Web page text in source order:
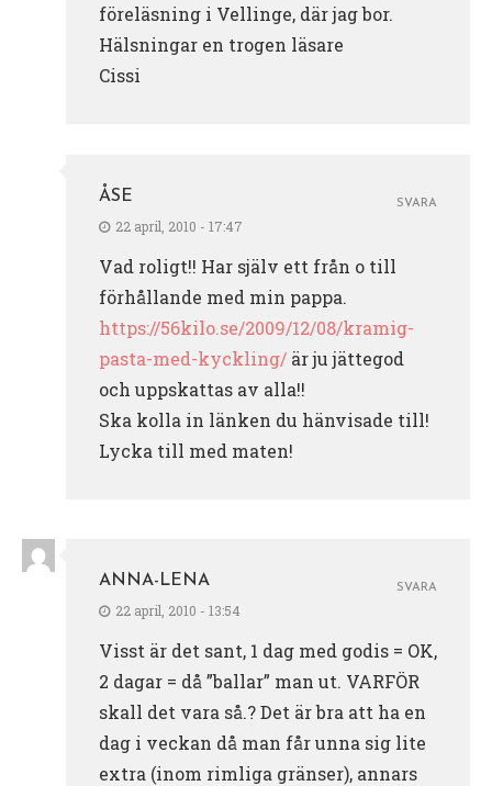
föreläsning i Vellinge, där jag bor.
Hälsningar en trogen läsare
Cissi
ÅSE
22 april, 2010 - 17:47
Vad roligt!! Har själv ett från o till
förhållande med min pappa.
https://56kilo.se/2009/12/08/kramig-
pasta-med-kyckling/ är ju jättegod
och uppskattas av alla!!
Ska kolla in länken du hänvisade till!
Lycka till med maten!
SVARA
ANNA-LENA
22 april, 2010 - 13:54
Visst är det sant, 1 dag med godis = OK,
2 dagar = då ”ballar” man ut. VARFÖR
skall det vara så.? Det är bra att ha en
dag i veckan då man får unna sig lite
extra (inom rimliga gränser), annars
SVARA